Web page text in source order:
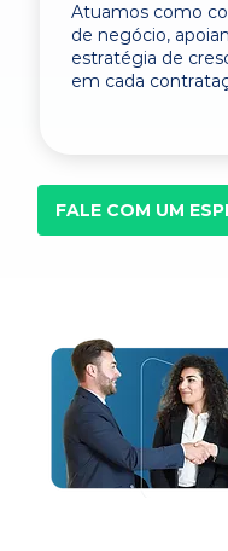
Atuamos como
de negócio,
estratégia de
em cada
FALE COM UM